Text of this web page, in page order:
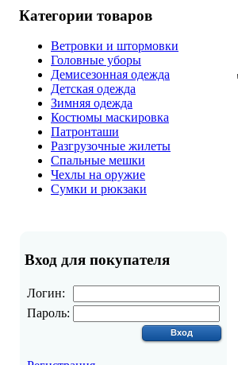
Категории товаров
Ветровки и штормовки
Головные уборы
Демисезонная одежда
Детская одежда
Зимняя одежда
Костюмы маскировка
Патронташи
Разгрузочные жилеты
Спальные мешки
Чехлы на оружие
Сумки и рюкзаки
Вход для покупателя
Логин:
Пароль: